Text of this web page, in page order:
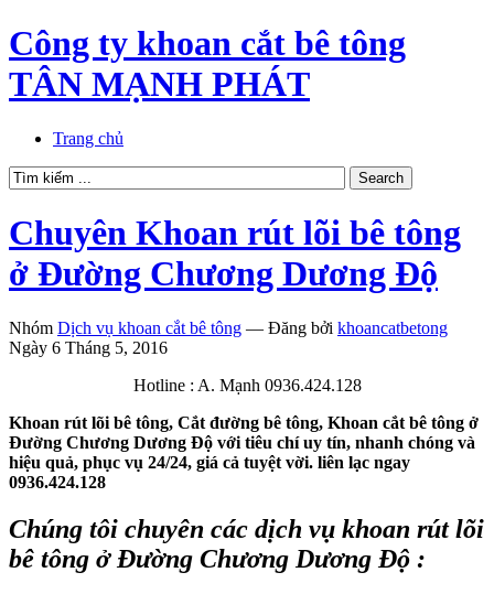
Công ty khoan cắt bê tông
TÂN MẠNH PHÁT
Trang chủ
Chuyên Khoan rút lõi bê tông
ở Đường Chương Dương Độ
Nhóm Dịch vụ khoan cắt bê tông — Đăng bởi khoancatbetong
Ngày 6 Tháng 5, 2016
Hotline : A. Mạnh 0936.424.128
Khoan rút lõi bê tông, Cắt đường bê tông, Khoan cắt bê tông ở
Đường Chương Dương Độ với tiêu chí uy tín, nhanh chóng và
hiệu quả, phục vụ 24/24, giá cả tuyệt vời. liên lạc ngay
0936.424.128
Chúng tôi chuyên các dịch vụ khoan rút lõi
bê tông ở Đường Chương Dương Độ :